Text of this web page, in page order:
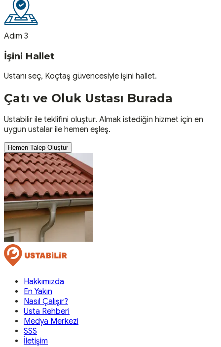
Adım 3
İşini Hallet
Ustanı seç, Koçtaş güvencesiyle işini hallet.
Çatı ve Oluk Ustası Burada
Ustabilir ile teklifini oluştur. Almak istediğin hizmet için en
uygun ustalar ile hemen eşleş.
Hemen Talep Oluştur
Hakkımızda
En Yakın
Nasıl Çalışır?
Usta Rehberi
Medya Merkezi
SSS
İletişim